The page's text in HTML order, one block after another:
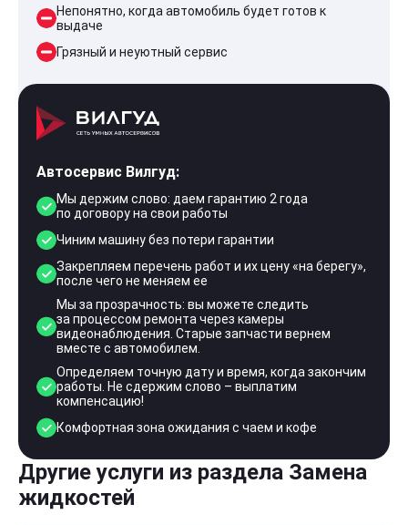
Непонятно, когда автомобиль будет готов к
выдаче
Грязный и неуютный сервис
Автосервис Вилгуд:
Мы держим слово: даем гарантию 2 года
по договору на свои работы
Чиним машину без потери гарантии
Закрепляем перечень работ и их цену «на берегу»,
после чего не меняем ее
Мы за прозрачность: вы можете следить
за процессом ремонта через камеры
видеонаблюдения. Старые запчасти вернем
вместе с автомобилем.
Определяем точную дату и время, когда закончим
работы. Не сдержим слово – выплатим
компенсацию!
Комфортная зона ожидания с чаем и кофе
Другие услуги из раздела Замена
жидкостей